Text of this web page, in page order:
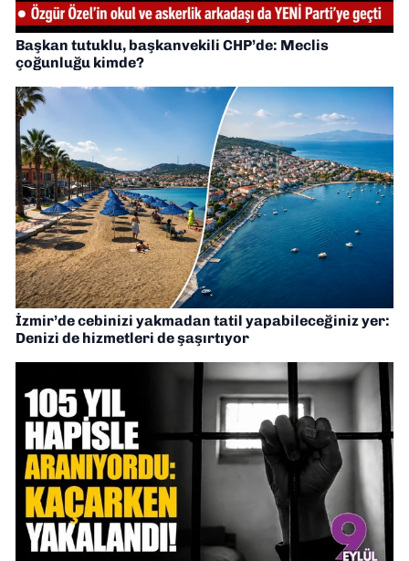
Başkan tutuklu, başkanvekili CHP’de: Meclis
çoğunluğu kimde?
İzmir’de cebinizi yakmadan tatil yapabileceğiniz yer:
Denizi de hizmetleri de şaşırtıyor